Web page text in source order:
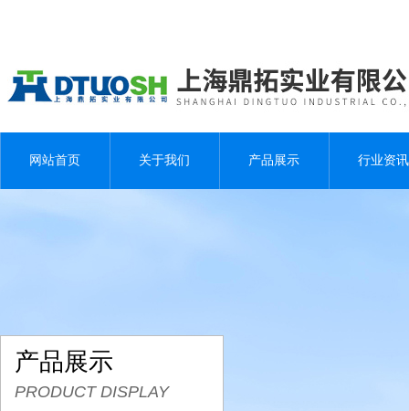
网站首页 关于我们 产品展示 行业资讯
产品展示
PRODUCT DISPLAY